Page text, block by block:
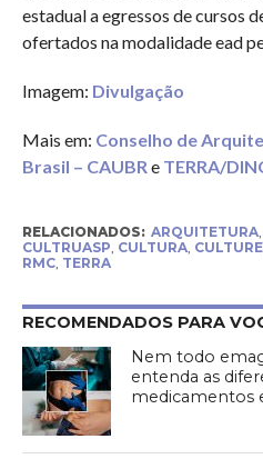
estadual a egressos de cursos
ofertados na modalidade ead
Imagem: Divulgação
Mais em: Conselho de
Brasil – CAUBR e TERRA/
RELACIONADOS: ARQUITETURA,
CULTRUASP CULTURA, CULTURE,
RMC, TERRA
RECOMENDADOS PARA
Nem todo
entenda as
medicamentos